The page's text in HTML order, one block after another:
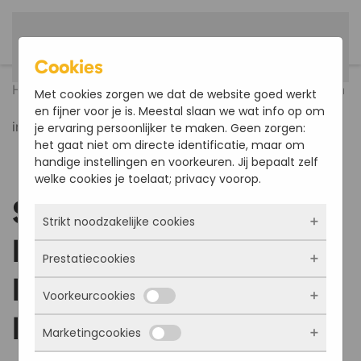
Home Referenzen
Fuß- und Radwegbrücken
Sanierung Fahrradbrücke und Fußgängerbrücke
in Hessen, Deutschland
Sanierung
Fahrradbrücke und
Fußgängerbrücke in
Hessen, Deutschland
Cookies
Met cookies zorgen we dat de website goed werkt
en fijner voor je is. Meestal slaan we wat info op om
je ervaring persoonlijker te maken. Geen zorgen:
het gaat niet om directe identificatie, maar om
handige instellingen en voorkeuren. Jij bepaalt zelf
welke cookies je toelaat; privacy voorop.
Strikt noodzakelijke cookies
Deze cookies zorgen ervoor dat de website
überhaupt werkt. Ze zijn dus altijd actief en
kunnen niet worden uitgezet. Meestal worden
ze alleen geplaatst als jij iets doet, zoals
inloggen, een formulier invullen of je
privacyvoorkeuren opslaan. Je kunt je browser
Prestatiecookies
Met deze cookies zien we hoe vaak onze site
bezocht wordt, waar bezoekers vandaan
komen en welke pagina’s populair zijn. Zo
kunnen we de website blijven verbeteren.
Voorkeurcookies
Deze cookies onthouden jouw voorkeuren.
Bijvoorbeeld taalkeuze of ingevulde gegevens.
Marketingcookies